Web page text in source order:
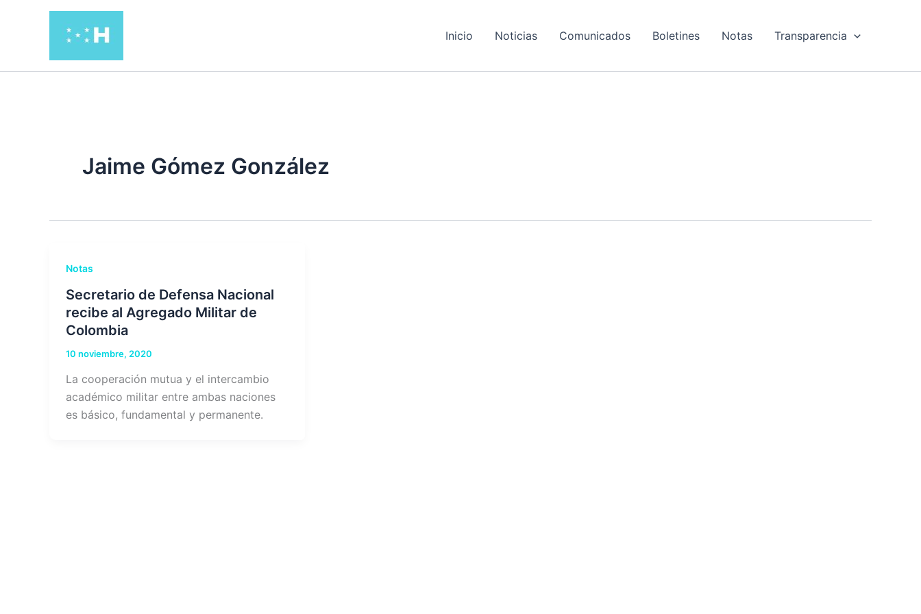
Inicio Noticias Comunicados Boletines Notas Transparencia
Jaime Gómez González
Notas
Secretario de Defensa Nacional
recibe al Agregado Militar de
Colombia
10 noviembre, 2020
La cooperación mutua y el intercambio
académico militar entre ambas naciones
es básico, fundamental y permanente.